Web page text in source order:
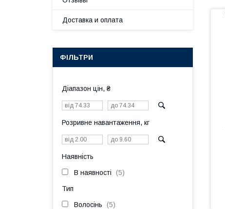
Доставка и оплата
ФІЛЬТРИ
Діапазон цін, ₴
Розривне навантаження, кг
Наявність
В наявності 5
Тип
Волосінь 5